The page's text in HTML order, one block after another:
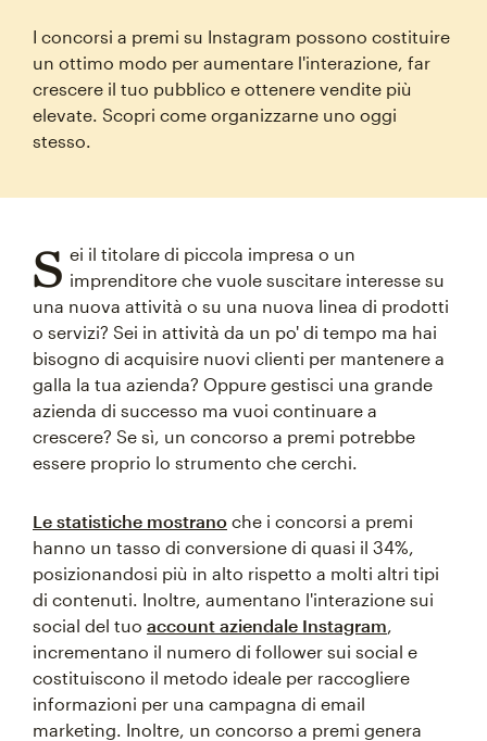
I concorsi a premi su Instagram possono costituire
un ottimo modo per aumentare l'interazione, far
crescere il tuo pubblico e ottenere vendite più
elevate. Scopri come organizzarne uno oggi
stesso.
S ei il titolare di piccola impresa o un
imprenditore che vuole suscitare interesse su
una nuova attività o su una nuova linea di prodotti
o servizi? Sei in attività da un po' di tempo ma hai
bisogno di acquisire nuovi clienti per mantenere a
galla la tua azienda? Oppure gestisci una grande
azienda di successo ma vuoi continuare a
crescere? Se sì, un concorso a premi potrebbe
essere proprio lo strumento che cerchi.
Le statistiche mostrano che i concorsi a premi
hanno un tasso di conversione di quasi il 34%,
posizionandosi più in alto rispetto a molti altri tipi
di contenuti. Inoltre, aumentano l'interazione sui
social del tuo account aziendale Instagram,
incrementano il numero di follower sui social e
costituiscono il metodo ideale per raccogliere
informazioni per una campagna di email
marketing. Inoltre, un concorso a premi genera